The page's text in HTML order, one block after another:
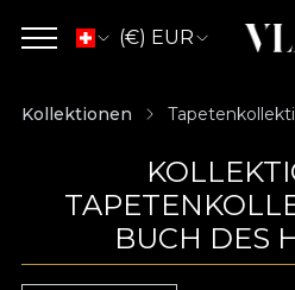
(€) EUR
Kollektionen
BUCH DES